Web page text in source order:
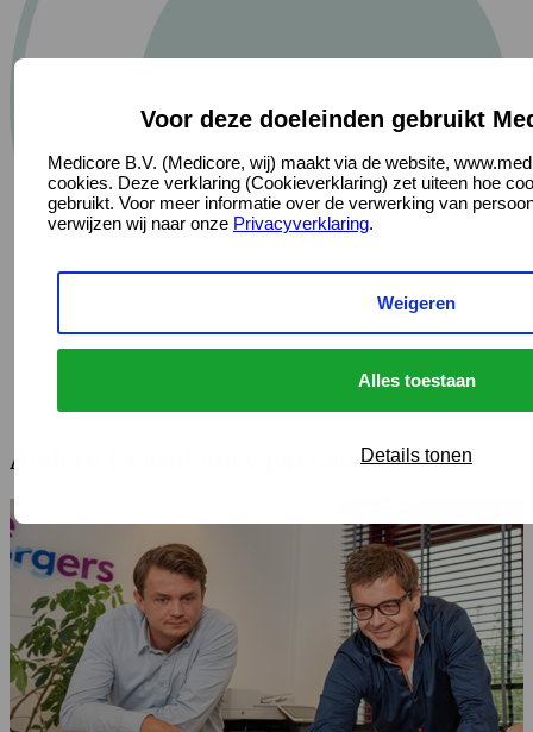
Voor deze doeleinden gebruikt
Medicore B.V. (Medicore, wij) maakt via de website,
cookies. Deze verklaring (Cookieverklaring) zet uiteen hoe
gebruikt. Voor meer informatie over de verwerking van
verwijzen wij naar onze Privacyverklaring.
Weigeren
Alles toestaan
Details tonen
Andere Consultancy partners